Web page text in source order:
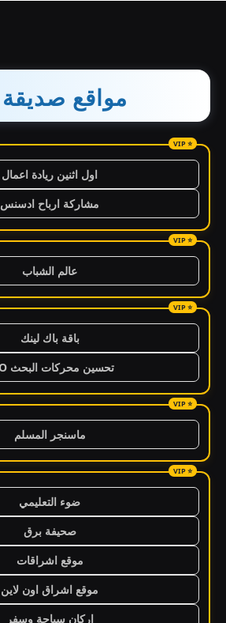
مواقع صديقة
اول اثنين ريادة اعمال
مشاركة ارباح ادسنس
عالم الشباب
باقة باك لينك
تحسين محركات البحث SEO
ماسنجر المسلم
ضوء التعليمي
صحيفة برق
موقع اشراقات
موقع اشراق اون لاين
اركان سياحة وسفر